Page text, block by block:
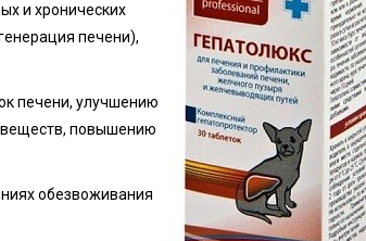
и хронических
печени),
печени, улучшению
веществ, повышению
обезвоживания